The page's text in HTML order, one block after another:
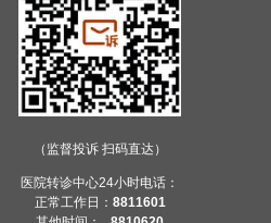
（监督投诉 扫码直达）
医院转诊中心24小时电话：
正常工作日： 8811601